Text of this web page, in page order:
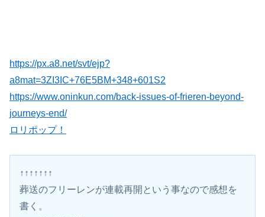
https://px.a8.net/svt/ejp?
a8mat=3ZI3IC+76E5BM+348+601S2
https://www.oninkun.com/back-issues-of-frieren-beyond-
journeys-end/
ロリポップ！
↑↑↑↑↑↑↑
葬送のフリーレンが連載再開という事なので感想を
書く。